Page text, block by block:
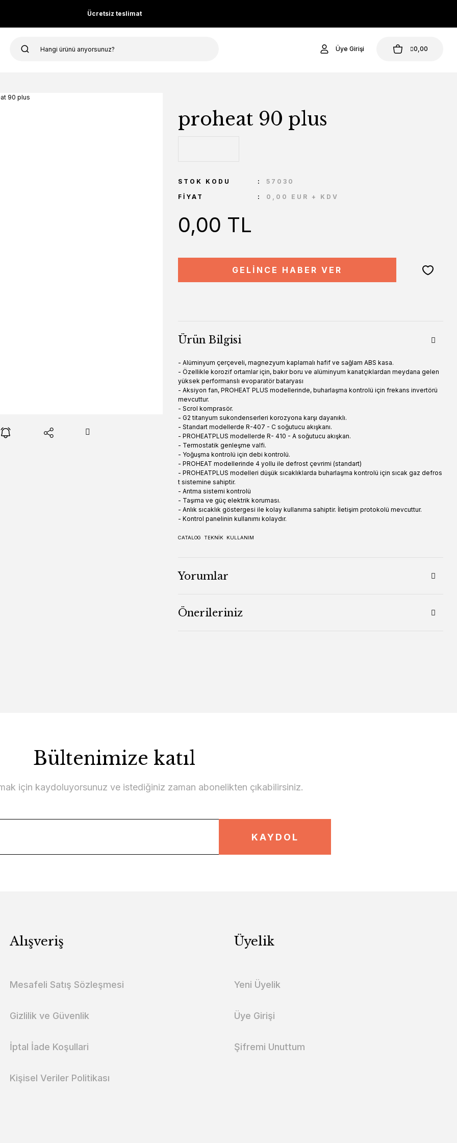
Ücretsiz teslimat
Üye Girişi 0,00
proheat 90 plus
STOK KODU
57030
FIYAT
0,00 EUR + KDV
0,00 TL
GELİNCE HABER VER
Ürün Bilgisi
- Alüminyum çerçeveli, magnezyum kaplamalı hafif ve sağlam ABS kasa.
- Özellikle korozif ortamlar için, bakır boru ve alüminyum kanatçıklardan meydana gelen
yüksek performanslı evoparatör bataryası
- Aksiyon fan, PROHEAT PLUS modellerinde, buharlaşma kontrolü için frekans invertörü
mevcuttur.
- Scrol komprasör.
- G2 titanyum sukondenserleri korozyona karşı dayanıklı.
- Standart modellerde R-407 - C soğutucu akışkanı.
- PROHEATPLUS modellerde R- 410 - A soğutucu akışkan.
- Termostatik genleşme valfi.
- Yoğuşma kontrolü için debi kontrolü.
- PROHEAT modellerinde 4 yollu ile defrost çevrimi (standart)
- PROHEATPLUS modelleri düşük sıcaklıklarda buharlaşma kontrolü için sıcak gaz defros
t sistemine sahiptir.
- Arıtma sistemi kontrolü
- Taşıma ve güç elektrik koruması.
- Anlık sıcaklık göstergesi ile kolay kullanıma sahiptir. İletişim protokolü mevcuttur.
- Kontrol panelinin kullanımı kolaydır.
CATALOG TEKNİK KULLANIM
Yorumlar
Önerileriniz
Bültenimize katıl
için kaydoluyorsunuz ve istediğiniz zaman abonelikten çıkabilirsiniz.
KAYDOL
Alışveriş
Mesafeli Satış Sözleşmesi
Gizlilik ve Güvenlik
İptal İade Koşullari
Kişisel Veriler Politikası
Üyelik
Yeni Üyelik
Üye Girişi
Şifremi Unuttum